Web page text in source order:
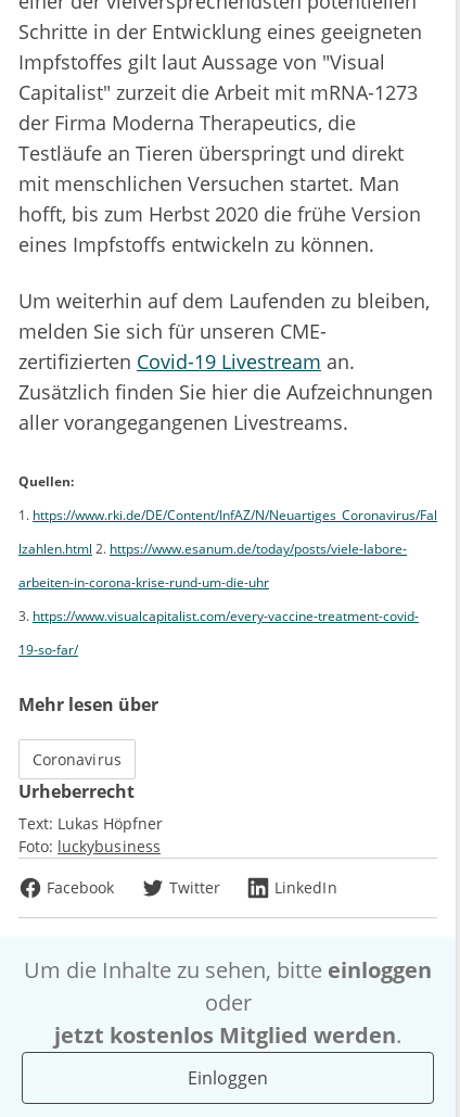
Schritte in der Entwicklung eines geeigneten
Impfstoffes gilt laut Aussage von "Visual
Capitalist" zurzeit die Arbeit mit mRNA-1273
der Firma Moderna Therapeutics, die
Testläufe an Tieren überspringt und direkt
mit menschlichen Versuchen startet. Man
hofft, bis zum Herbst 2020 die frühe Version
eines Impfstoffs entwickeln zu können.
Um weiterhin auf dem Laufenden zu bleiben,
melden Sie sich für unseren CME-
zertifizierten Covid-19 Livestream an.
Zusätzlich finden Sie hier die Aufzeichnungen
aller vorangegangenen Livestreams.
Quellen:
1. https://www.rki.de/DE/Content/InfAZ/N/Neuartiges_Coronavirus/Fal
lzahlen.html 2. https://www.esanum.de/today/posts/viele-labore-
arbeiten-in-corona-krise-rund-um-die-uhr
3. https://www.visualcapitalist.com/every-vaccine-treatment-covid-
19-so-far/
Mehr lesen über
Coronavirus
Urheberrecht
Text: Lukas Höpfner
Foto: luckybusiness
Facebook
Twitter LinkedIn
Um die Inhalte zu sehen, bitte einloggen
oder
jetzt kostenlos Mitglied werden.
Einloggen